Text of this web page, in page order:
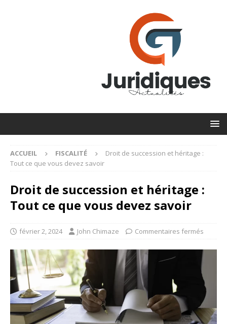
ACCUEIL FISCALITÉ
Droit de succession et héritage :
Tout ce que vous devez savoir
Droit de succession et héritage :
Tout ce que vous devez savoir
février 2, 2024 John Chimaze Commentaires fermés